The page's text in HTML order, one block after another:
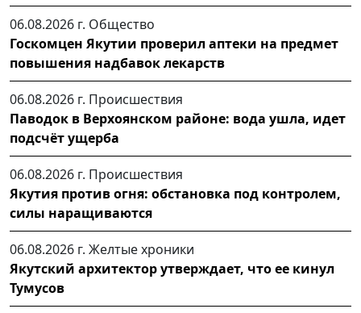
06.08.2026 г. Общество
Госкомцен Якутии проверил аптеки на предмет
повышения надбавок лекарств
06.08.2026 г. Происшествия
Паводок в Верхоянском районе: вода ушла, идет
подсчёт ущерба
06.08.2026 г. Происшествия
Якутия против огня: обстановка под контролем,
силы наращиваются
06.08.2026 г. Желтые хроники
Якутский архитектор утверждает, что ее кинул
Тумусов